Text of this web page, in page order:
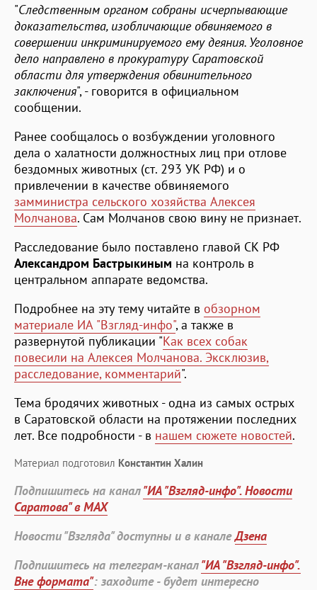
"Следственным органом собраны исчерпывающие
доказательства, изобличающие обвиняемого в
совершении инкриминируемого ему деяния. Уголовное
дело направлено в прокуратуру Саратовской
области для утверждения обвинительного
заключения", - говорится в официальном
сообщении.
Ранее сообщалось о возбуждении уголовного
дела о халатности должностных лиц при отлове
бездомных животных (ст. 293 УК РФ) и о
привлечении в качестве обвиняемого
замминистра сельского хозяйства Алексея
Молчанова. Сам Молчанов свою вину не признает.
Расследование было поставлено главой СК РФ
Александром Бастрыкиным на контроль в
центральном аппарате ведомства.
Подробнее на эту тему читайте в обзорном
материале ИА "Взгляд-инфо", а также в
развернутой публикации "Как всех собак
повесили на Алексея Молчанова. Эксклюзив,
расследование, комментарий".
Тема бродячих животных - одна из самых острых
в Саратовской области на протяжении последних
лет. Все подробности - в нашем сюжете новостей.
Материал подготовил Константин Халин
Подпишитесь на канал"ИА "Взгляд-инфо". Новости
Саратова" в MAX
Новости "Взгляда" доступны и в каналеДзена
Подпишитесь на телеграм-канал"ИА "Взгляд-инфо".
Вне формата": заходите - будет интересно